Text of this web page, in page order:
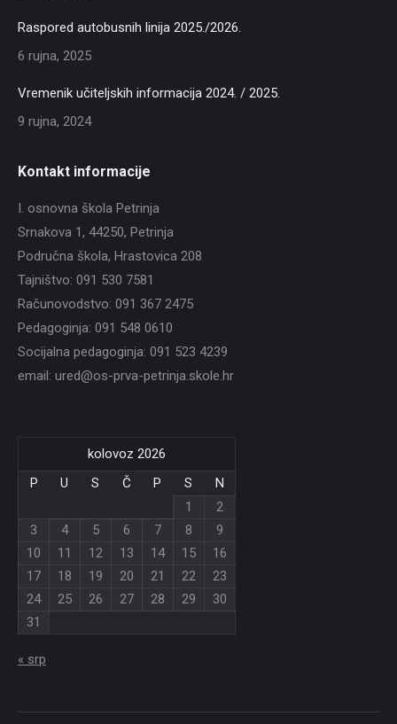
Raspored autobusnih linija 2025./2026.
6 rujna, 2025
Vremenik učiteljskih informacija 2024. / 2025.
9 rujna, 2024
Kontakt informacije
I. osnovna škola Petrinja
Srnakova 1, 44250, Petrinja
Područna škola, Hrastovica 208
Tajništvo: 091 530 7581
Računovodstvo: 091 367 2475
Pedagoginja: 091 548 0610
Socijalna pedagoginja: 091 523 4239
email: ured@os-prva-petrinja.skole.hr
kolovoz 2026
P
U S Č P S
N
1
2
3
4 5 6 7 8
9
10
11 12 13 14 15
16
17
18 19 20 21 22
23
24
25 26 27 28 29
30
31
« srp